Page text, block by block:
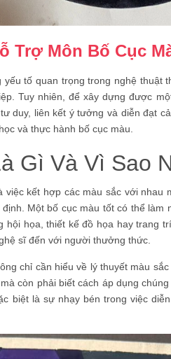
Trợ Môn Bố Cục
tố quan trọng trong nghệ thuật
Tuy nhiên, để xây dựng được
duy, liên kết ý tưởng và diễn đạt
và thực hành bố cục màu.
Gì Và Vì Sao
việc kết hợp các màu sắc với nhau
Một bố cục màu tốt có thể làm
hội họa, thiết kế đồ họa hay trang
sĩ đến với người thưởng thức.
chỉ cần hiểu về lý thuyết màu
còn phải biết cách áp dụng
biệt là sự nhạy bén trong việc